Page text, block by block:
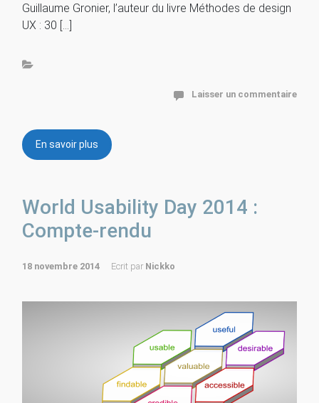
Guillaume Gronier, l’auteur du livre Méthodes de design
UX : 30 […]
Laisser un commentaire
En savoir plus
World Usability Day 2014 :
Compte-rendu
18 novembre 2014 Ecrit par Nickko